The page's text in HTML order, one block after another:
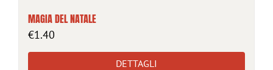
MAGIA DEL NATALE
€1.40
DETTAGLI